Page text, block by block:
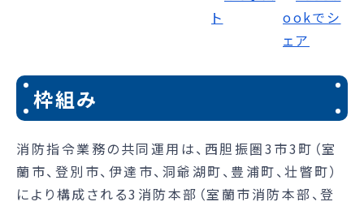
枠組み
消防指令業務の共同運用は、西胆振圏3市3町（室
蘭市、登別市、伊達市、洞爺湖町、豊浦町、壮瞥町）
により構成される3消防本部（室蘭市消防本部、登